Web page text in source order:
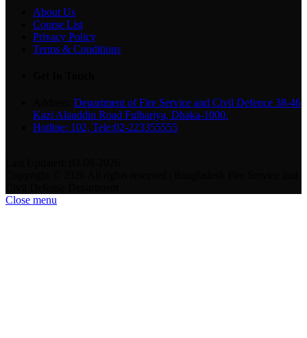
About Us
Course List
Privacy Policy
Terms & Conditions
Department of Fire Service and Civil Defence 38-46
Kazi Alauddin Road Fulbariya, Dhaka-1000.
Hotline: 102, Tele:02-223355555
Close menu